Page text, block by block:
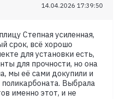
14.04.2026 17:39:50
Степная усиленная,
срок, всё хорошо
для установки есть,
для прочности, но она
мы её сами докупили и
Выбрала
именно этот, и не